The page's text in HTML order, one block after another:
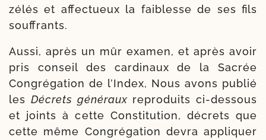
zélés et affec­tueux la fai­blesse de ses fils
souffrants.
Aussi, après un mûr exa­men, et après avoir
pris conseil des car­di­naux de la Sacrée
Congrégation de l’Index, Nous avons publié
les Décrets géné­raux repro­duits ci-​dessous
et joints à cette Constitution, décrets que
cette même Congrégation devra appli­quer